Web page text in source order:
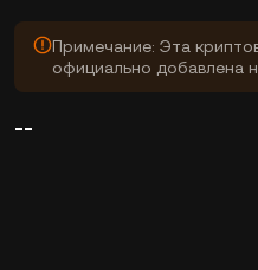
Примечание: Эта
официально добавлена
--